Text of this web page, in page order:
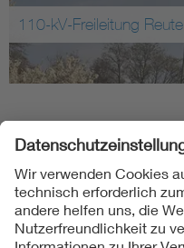
110-kV-Freileitung
Folgen Sie uns